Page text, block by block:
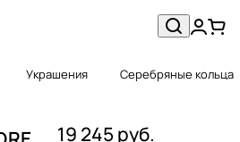
Украшения Серебряные кольца
19 245 руб.